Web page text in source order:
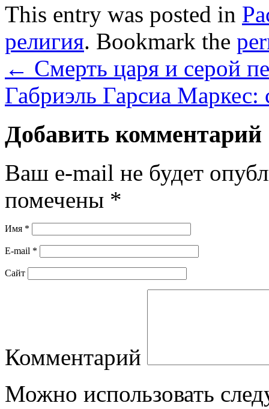
This entry was posted in
религия. Bookmark the
← Смерть царя и серой
Габриэль Гарсиа Маркес:
Добавить комментарий
Ваш e-mail не будет
помечены *
Имя *
E-mail *
Сайт
Комментарий
Можно использовать